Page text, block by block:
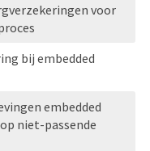
voor
bij embedded
embedded
niet-passende